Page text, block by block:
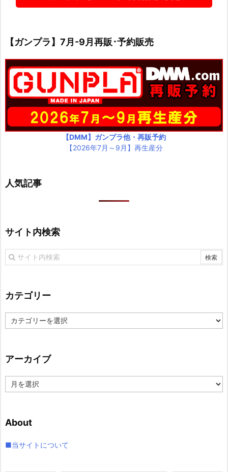
【ガンプラ】7月-9月再販･予約販売
【DMM】ガンプラ他・再販予約
【2026年7月～9月】再生産分
人気記事
サイト内検索
カテゴリー
テ
ー
アーカイブ
ー
ブ
About
■当サイトについて